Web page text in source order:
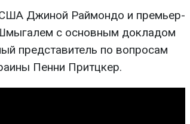
Джиной Раймондо и премьер-
с основным докладом
представитель по вопросам
Пенни Притцкер.